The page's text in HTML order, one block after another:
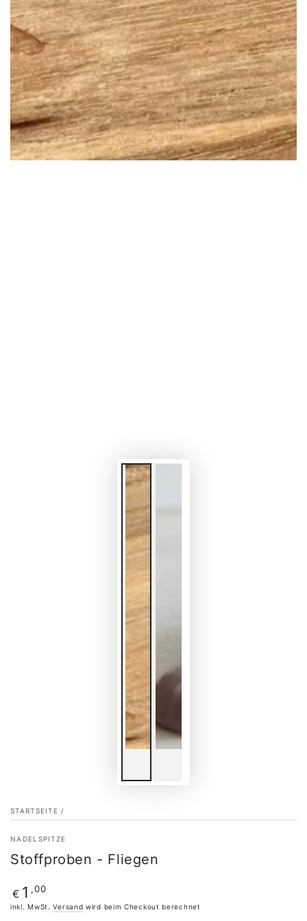
STARTSEITE /
NADELSPITZE
Stoffproben - Fliegen
Regulärer
Preis
€ 1 ,00
inkl. MwSt.Versand wird beim Checkout berechnet